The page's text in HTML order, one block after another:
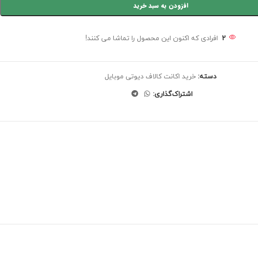
افزودن به سبد خرید
2 افرادی که اکنون این محصول را تماشا می کنند!
دسته: خرید اکانت کالاف دیوتی موبایل
اشتراک‌گذاری: